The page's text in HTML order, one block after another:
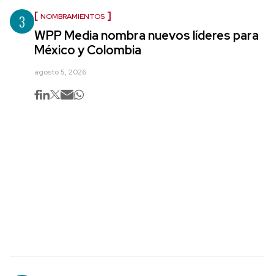
3 NOMBRAMIENTOS
WPP Media nombra nuevos líderes para
México y Colombia
agosto 5, 2026